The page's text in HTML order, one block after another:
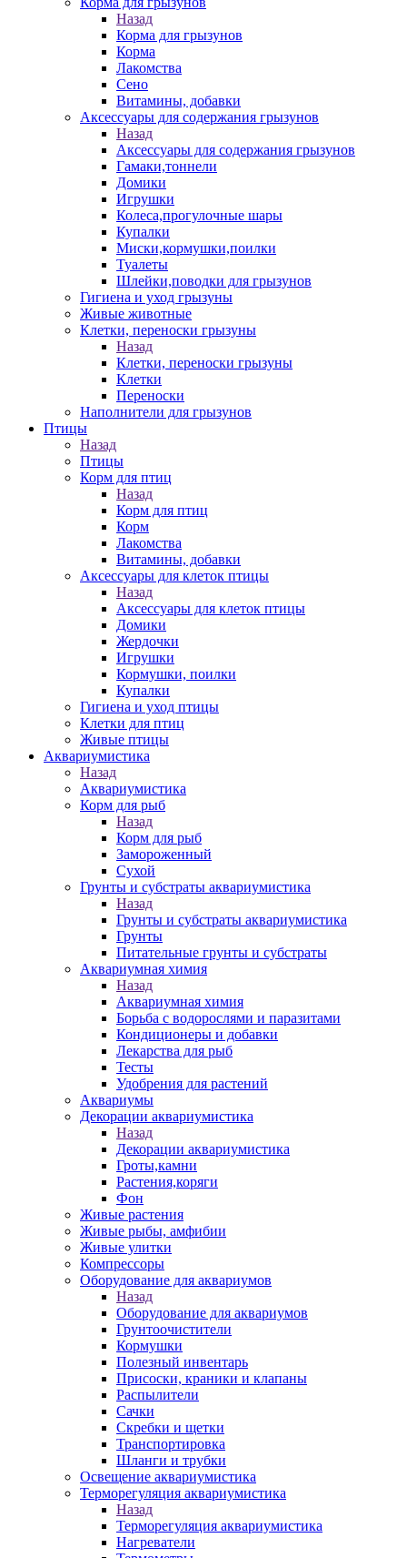
Назад
Корма для грызунов
Корма
Лакомства
Сено
Витамины, добавки
Аксессуары для содержания грызунов
Назад
Аксессуары для содержания грызунов
Гамаки,тоннели
Домики
Игрушки
Колеса,прогулочные шары
Купалки
Миски,кормушки,поилки
Туалеты
Шлейки,поводки для грызунов
Гигиена и уход грызуны
Живые животные
Клетки, переноски грызуны
Назад
Клетки, переноски грызуны
Клетки
Переноски
Наполнители для грызунов
Птицы
Назад
Птицы
Корм для птиц
Назад
Корм для птиц
Корм
Лакомства
Витамины, добавки
Аксессуары для клеток птицы
Назад
Аксессуары для клеток птицы
Домики
Жердочки
Игрушки
Кормушки, поилки
Купалки
Гигиена и уход птицы
Клетки для птиц
Живые птицы
Аквариумистика
Назад
Аквариумистика
Корм для рыб
Назад
Корм для рыб
Замороженный
Сухой
Грунты и субстраты аквариумистика
Назад
Грунты и субстраты аквариумистика
Грунты
Питательные грунты и субстраты
Аквариумная химия
Назад
Аквариумная химия
Борьба с водорослями и паразитами
Кондиционеры и добавки
Лекарства для рыб
Тесты
Удобрения для растений
Аквариумы
Декорации аквариумистика
Назад
Декорации аквариумистика
Гроты,камни
Растения,коряги
Фон
Живые растения
Живые рыбы, амфибии
Живые улитки
Компрессоры
Оборудование для аквариумов
Назад
Оборудование для аквариумов
Грунтоочистители
Кормушки
Полезный инвентарь
Присоски, краники и клапаны
Распылители
Сачки
Скребки и щетки
Транспортировка
Шланги и трубки
Освещение аквариумистика
Терморегуляция аквариумистика
Назад
Терморегуляция аквариумистика
Нагреватели